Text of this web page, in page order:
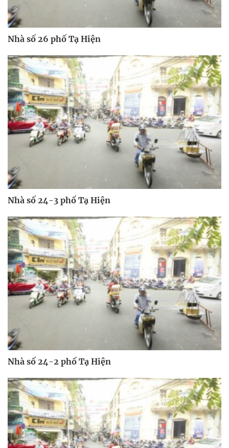
Nhà số 26 phố Tạ Hiện
Nhà số 24-3 phố Tạ Hiện
Nhà số 24-2 phố Tạ Hiện